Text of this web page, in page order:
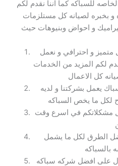
للسباكه كما اننا نقدم لكم
و بخبره لصيانه كل مستلزمات
و احترافي و نعمل
لكم المزيد من الخدمات
كل الاعمال
يعمل بشركتنا و لديه
لكل ما يخص السباكه
مشكلاتكم في اسرع وقت
الطرق لكل ما يشمل
بالسباكه
على افضل شركه سباكه